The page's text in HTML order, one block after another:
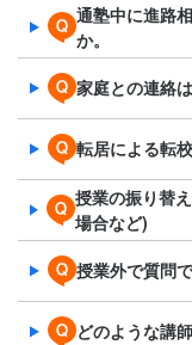
通塾中に進路
か。
家庭との連絡
転居による転
授業の振り替
場合など)
授業外で質問
どのような講